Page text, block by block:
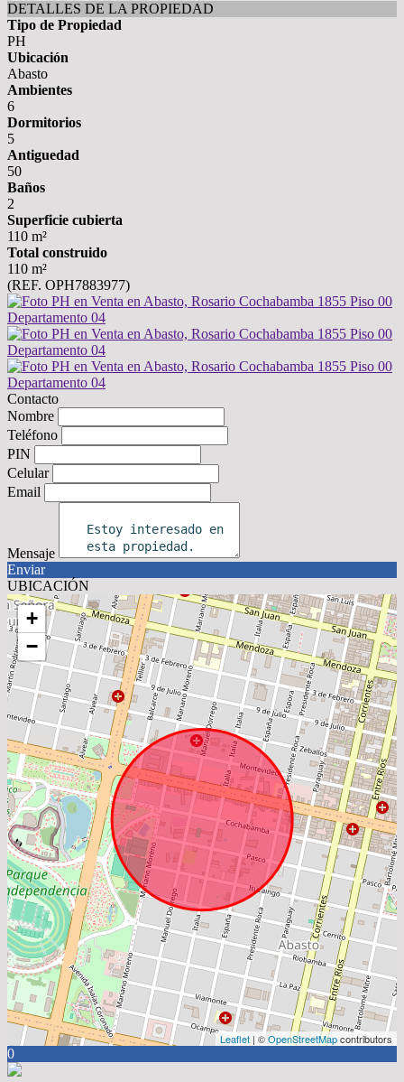
DETALLES DE LA PROPIEDAD
Tipo de Propiedad
PH
Ubicación
Abasto
Ambientes
6
Dormitorios
5
Antiguedad
50
Baños
2
Superficie cubierta
110 m²
Total construido
110 m²
(REF. OPH7883977)
Contacto
Nombre
Teléfono
PIN
Celular
Email
Mensaje
Enviar
UBICACIÓN
+
−
Leaflet | ©OpenStreetMapcontributors
0